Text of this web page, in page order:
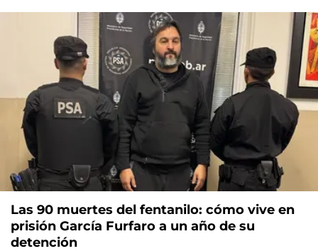
Las 90 muertes del fentanilo: cómo vive en
prisión García Furfaro a un año de su
detención